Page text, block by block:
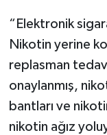
“Elektronik
Nikotin yerine
replasman
onaylanmış,
bantları ve
nikotin ağız